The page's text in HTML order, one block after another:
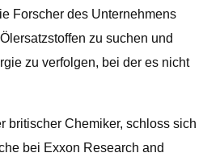
Forscher des Unternehmens
zu suchen und
zu verfolgen, bei der es nicht
britischer Chemiker, schloss sich
bei Exxon Research and